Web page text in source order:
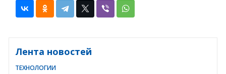
Лента новостей
ТЕХНОЛОГИИ